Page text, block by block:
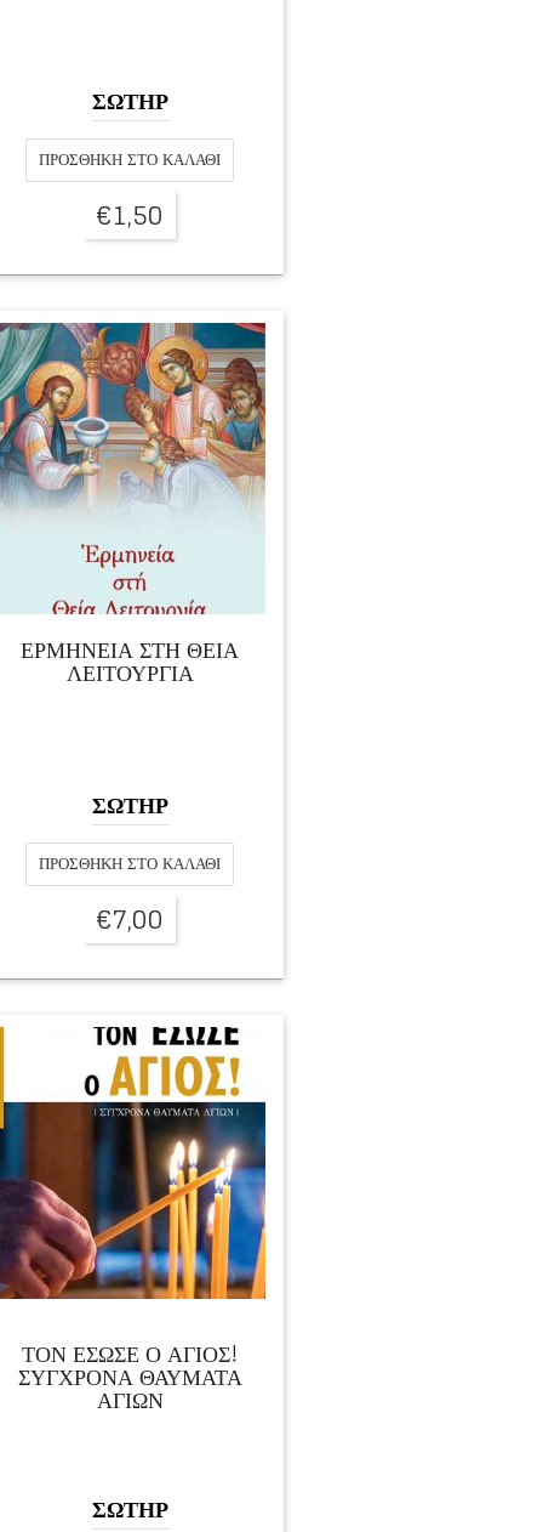
ΣΩΤΗΡ
ΠΡΟΣΘΉΚΗ ΣΤΟ ΚΑΛΆΘΙ
€1,50
ΕΡΜΗΝΕΙΑ ΣΤΗ ΘΕΙΑ
ΛΕΙΤΟΥΡΓΙΑ
ΣΩΤΗΡ
ΠΡΟΣΘΉΚΗ ΣΤΟ ΚΑΛΆΘΙ
€7,00
ΤΟΝ ΕΣΩΣΕ Ο ΑΓΙΟΣ!
ΣΥΓΧΡΟΝΑ ΘΑΥΜΑΤΑ
ΑΓΙΩΝ
ΣΩΤΗΡ